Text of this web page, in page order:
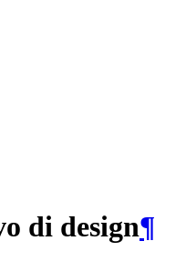
di design¶